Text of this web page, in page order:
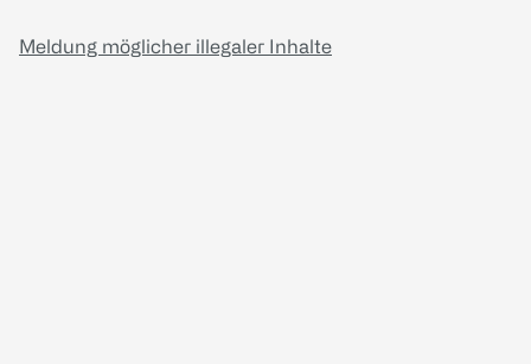
Meldung möglicher illegaler Inhalte